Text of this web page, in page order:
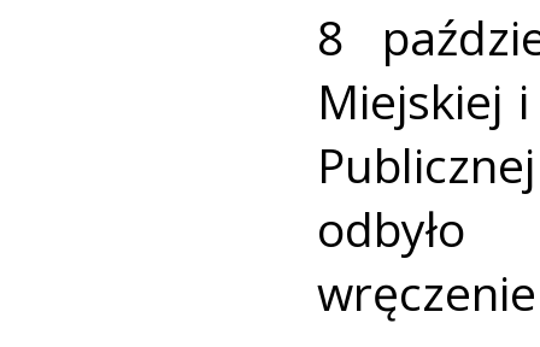
8
Miejskiej